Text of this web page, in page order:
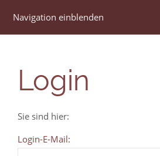
Navigation einblenden
Login
Sie sind hier:
Login-E-Mail: